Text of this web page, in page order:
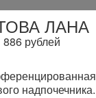
ЛАНА
рублей
надпочечника.